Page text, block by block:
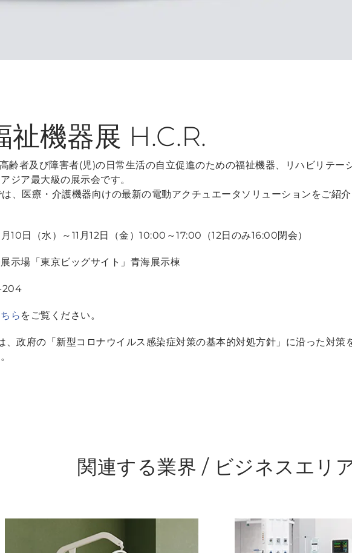
祉機器展 H.C.R.
齢者及び障害者(児)の日常生活の自立促進のための福祉機器、リハビリテー
ジア最大級の展示会です。
、医療・介護機器向けの最新の電動アクチュエータソリューションをご紹
10日（水）～11月12日（金）10:00～17:00（12日のみ16:00閉会）
示場「東京ビッグサイト」青海展示棟
204
ら をご覧ください。
、政府の「新型コロナウイルス感染症対策の基本的対処方針」に沿った対策
関連する業界 / ビジネスエリ